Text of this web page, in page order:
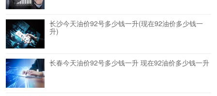
长沙今天油价92号多少钱一升(现在92油价多少钱一
升)
长春今天油价92号多少钱一升 现在92油价多少钱一升